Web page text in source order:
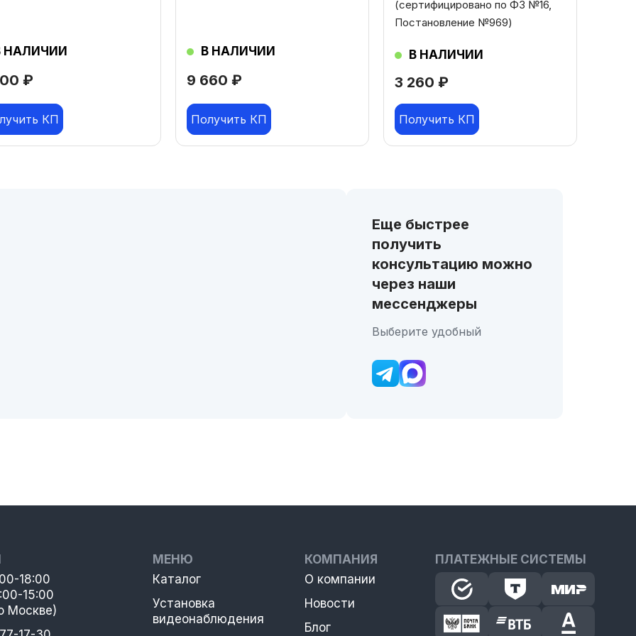
₽
НАЛИЧИИ
КП
9 660 ₽
В НАЛИЧИИ
Получить КП
3 260 ₽
(сертифицировано по ФЗ №16,
Постановление №969)
В НАЛИЧИИ
Получить КП
Еще быстрее
получить
консультацию можно
через наши
мессенджеры
Выберите удобный
18:00
15:00
Москве)
МЕНЮ
Каталог
Установка
видеонаблюдения
КОМПАНИЯ
О компании
Новости
Блог
ПЛАТЕЖНЫЕ СИСТЕМЫ